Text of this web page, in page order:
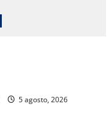
5 agosto, 2026